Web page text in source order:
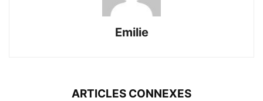
Emilie
ARTICLES CONNEXES